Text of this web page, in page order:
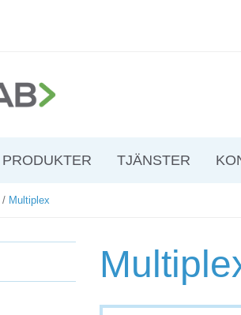
PRODUKTER TJÄNSTER
/ Multiplex